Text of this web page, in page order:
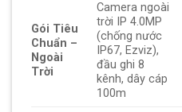
Gói Tiêu
Chuẩn –
Ngoài
Trời
Camera ngoài
trời IP 4.0MP
(chống nước
IP67, Ezviz),
đầu ghi 8
kênh, dây cáp
100m